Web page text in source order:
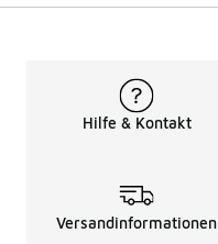
Hilfe & Kontakt
Versandinformationen